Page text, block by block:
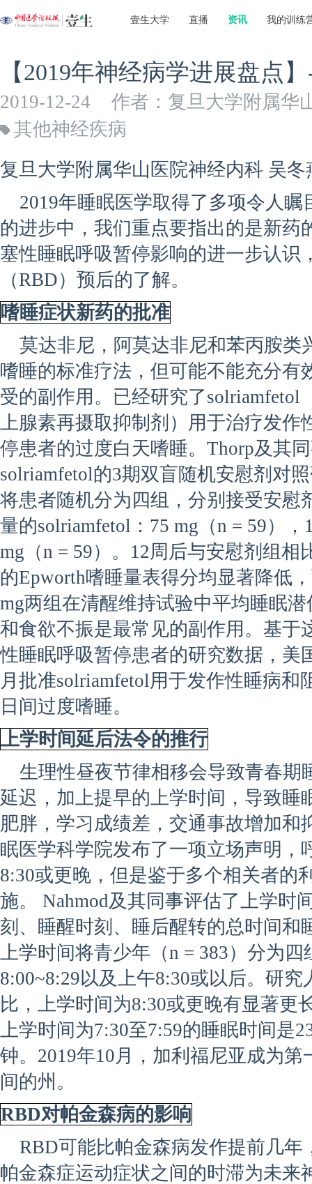
壹生大学 直播 资讯 我的训练
【2019年神经病学进展盘点
2019-12-24
作者：复旦大学附属华
其他神经疾病
复旦大学附属华山医院神经内科 吴
2019年睡眠医学取得了多项令人瞩
的进步中，我们重点要指出的是新药
塞性睡眠呼吸暂停影响的进一步认识
（RBD）预后的了解。
嗜睡症状新药的批准
莫达非尼，阿莫达非尼和苯丙胺类
嗜睡的标准疗法，但可能不能充分有
受的副作用。已经研究了solriamfetol
上腺素再摄取抑制剂）用于治疗发作
停患者的过度白天嗜睡。Thorp及其
solriamfetol的3期双盲随机安慰剂对
将患者随机分为四组，分别接受安慰
量的solriamfetol：75 mg（n = 59），
mg（n = 59）。12周后与安慰剂组相
的Epworth嗜睡量表得分均显著降低
mg两组在清醒维持试验中平均睡眠
和食欲不振是最常见的副作用。基于
性睡眠呼吸暂停患者的研究数据，美
月批准solriamfetol用于发作性睡病和
日间过度嗜睡。
上学时间延后法令的推行
生理性昼夜节律相移会导致青春期
延迟，加上提早的上学时间，导致睡
肥胖，学习成绩差，交通事故增加和
眠医学科学院发布了一项立场声明，
8:30或更晚，但是鉴于多个相关者的
施。 Nahmod及其同事评估了上学时
刻、睡醒时刻、睡后醒转的总时间和
上学时间将青少年（n = 383）分为四
8:00~8:29以及上午8:30或以后。研
比，上学时间为8:30或更晚有显著更
上学时间为7:30至7:59的睡眠时间是
钟。2019年10月，加利福尼亚成为
间的州。
RBD对帕金森病的影响
RBD可能比帕金森病发作提前几年
帕金森症运动症状之间的时滞为未来